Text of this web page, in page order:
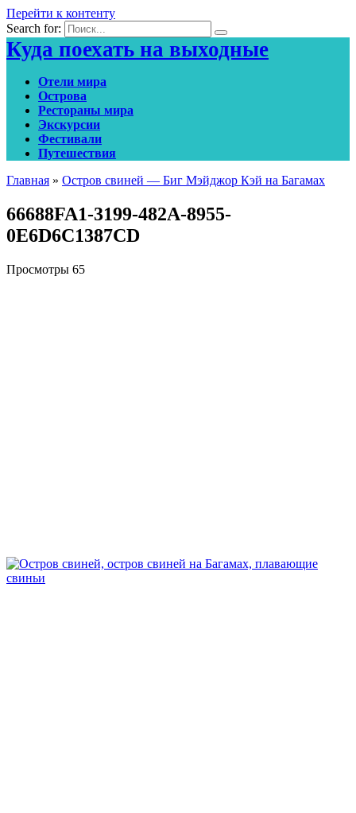
Перейти к контенту
Search for:
Куда поехать на выходные
Отели мира
Острова
Рестораны мира
Экскурсии
Фестивали
Путешествия
Главная » Остров свиней — Биг Мэйджор Кэй на Багамах
66688FA1-3199-482A-8955-
0E6D6C1387CD
Просмотры 65